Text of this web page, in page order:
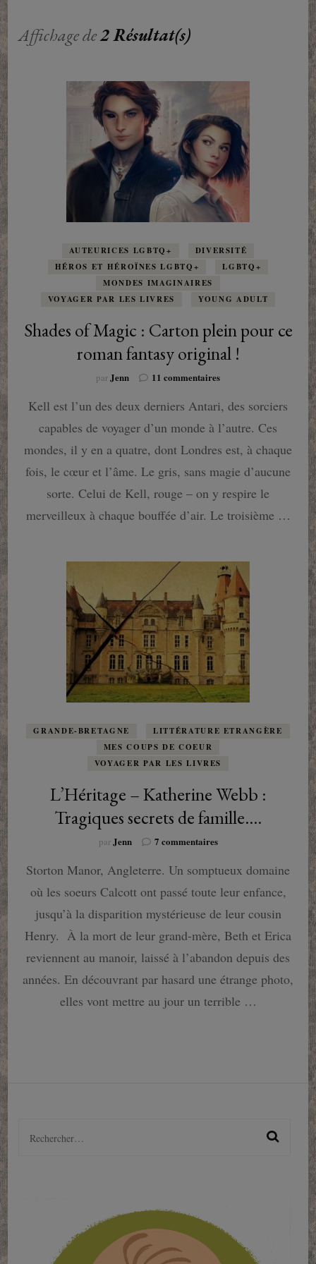
Affichage de2 Résultat(s)
AUTEURICES LGBTQ+
DIVERSITÉ
HÉROS ET HÉROÏNES LGBTQ+
LGBTQ+
MONDES IMAGINAIRES
VOYAGER PAR LES LIVRES
YOUNG ADULT
Shades of Magic : Carton plein pour ce
roman fantasy original !
parJenn 11 commentairessur
:
Carton
pour
ce
roman
fantasy
Kell est l’un des deux derniers Antari, des sorciers
capables de voyager d’un monde à l’autre. Ces
mondes, il y en a quatre, dont Londres est, à chaque
fois, le cœur et l’âme. Le gris, sans magie d’aucune
sorte. Celui de Kell, rouge – on y respire le
merveilleux à chaque bouffée d’air. Le troisième …
GRANDE-BRETAGNE
LITTÉRATURE ETRANGÈRE
MES COUPS DE COEUR
VOYAGER PAR LES LIVRES
L’Héritage – Katherine Webb :
Tragiques secrets de famille….
parJenn 7 commentairessur
–
Webb
:
secrets
de
famille….
Storton Manor, Angleterre. Un somptueux domaine
où les soeurs Calcott ont passé toute leur enfance,
jusqu’à la disparition mystérieuse de leur cousin
Henry. À la mort de leur grand-mère, Beth et Erica
reviennent au manoir, laissé à l’abandon depuis des
années. En découvrant par hasard une étrange photo,
elles vont mettre au jour un terrible …
Rechercher :